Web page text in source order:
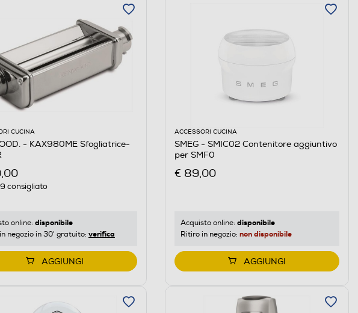
CUCINA
- KAX980ME Sfogliatrice-
consigliato
online: disponibile
negozio in 30' gratuito: verifica
AGGIUNGI
ACCESSORI CUCINA
SMEG - SMIC02 Contenitore aggiuntivo
per SMF0
€ 89,00
Acquisto online: disponibile
Ritiro in negozio: non disponibile
AGGIUNGI